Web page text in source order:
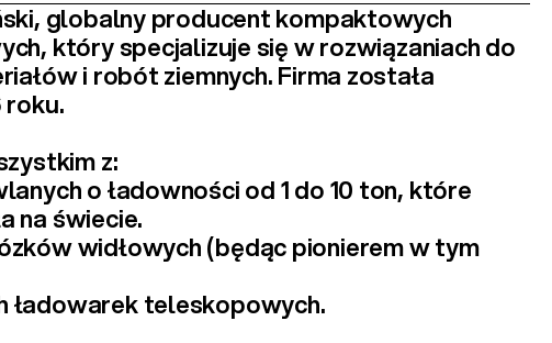
globalny producent kompaktowych
, który specjalizuje się w rozwiązaniach do
i robót ziemnych. Firma została
roku.
z:
o ładowności od 1 do 10 ton, które
na świecie.
widłowych (będąc pionierem w tym
ładowarek teleskopowych.